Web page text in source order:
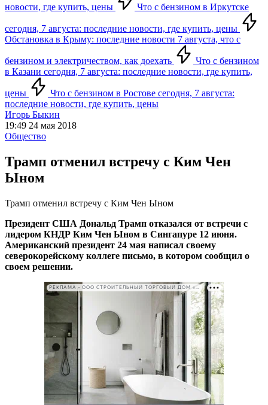
новости, где купить, цены Что с бензином в Иркутске
сегодня, 7 августа: последние новости, где купить, цены
Обстановка в Крыму: последние новости 7 августа, что с
бензином и электричеством, как доехать
Что с бензином
в Казани сегодня, 7 августа: последние новости, где купить,
цены
Что с бензином в Ростове сегодня, 7 августа:
последние новости, где купить, цены
Игорь Быкин
19:49 24 мая 2018
Общество
Трамп отменил встречу с Ким Чен
Ыном
Трамп отменил встречу с Ким Чен Ыном
Президент США Дональд Трамп отказался от встречи с
лидером КНДР Ким Чен Ыном в Сингапуре 12 июня.
Американский президент 24 мая написал своему
северокорейскому коллеге письмо, в котором сообщил о
своем решении.
РЕКЛАМА • ООО СТРОИТЕЛЬНЫЙ ТОРГОВЫЙ ДОМ «ПЕТРОВИЧ». ИНН: 7802348846